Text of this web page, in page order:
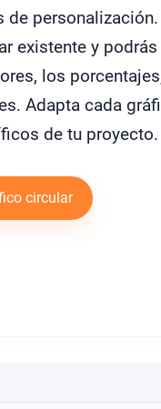
de
existente y
los
Adapta cada
de tu proyecto.
circular